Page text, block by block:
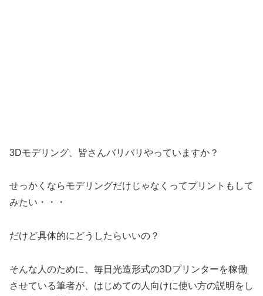
3Dモデリング、皆さんバリバリやっていますか？
せっかくならモデリングだけじゃなくってプリントもして
みたい・・・
だけど具体的にどうしたらいいの？
そんな人のために、毎日光造形式の3Dプリンターを稼働
させている筆者が、はじめての人向けに使い方の説明をし